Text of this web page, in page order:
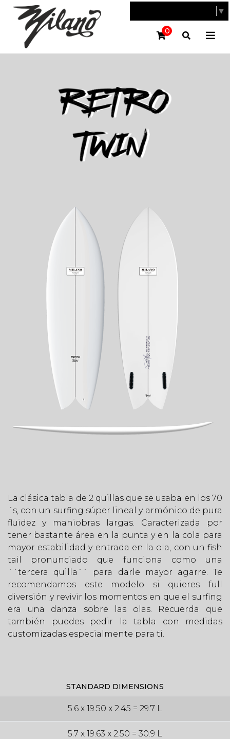
0
La clásica tabla de 2 quillas que se usaba en los 70
´s, con un surfing súper lineal y armónico de pura
fluidez y maniobras largas. Caracterizada por
tener bastante área en la punta y en la cola para
mayor estabilidad y entrada en la ola, con un fish
tail pronunciado que funciona como una
´´tercera quilla´´ para darle mayor agarre. Te
recomendamos este modelo si quieres full
diversión y revivir los momentos en que el surfing
era una danza sobre las olas. Recuerda que
también puedes pedir la tabla con medidas
customizadas especialmente para ti.
STANDARD DIMENSIONS
5.6 x 19.50 x 2.45 = 29.7 L
5.7 x 19.63 x 2.50 = 30.9 L
▼